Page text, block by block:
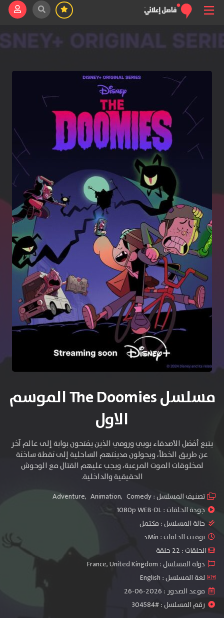
مسلسل The Doomies الموسم
الاول
يتبع أفضل الأصدقاء بوبي ورومي الذين يفتحون بوابة إلى عالم آخر
عن طريق الخطأ، ويحولون مدينتهم الساحلية إلى نقطة ساخنة
لمخلوقات الموت المرعبة، ويجب عليهم القتال مع الوحوش
الحقيقية والداخلية.
تصنيف المسلسل : Adventure, Animation, Comedy
جودة الحلقات :1080p WEB-DL
حالة المسلسل : مكتمل
توقيت الحلقات : Minد
الحلقات : 22 حلقة
دولة المسلسل : France, United Kingdom
لغة المسلسل : English
موعد الصدور : 2026-06-26
رقم المسلسل : #304584